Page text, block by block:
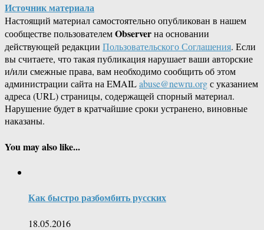
Источник материала
Настоящий материал самостоятельно опубликован в нашем
сообществе пользователемObserverна основании
действующей редакции Пользовательского Соглашения. Если
вы считаете, что такая публикация нарушает ваши авторские
и/или смежные права, вам необходимо сообщить об этом
администрации сайта на EMAILabuse@newru.orgс указанием
адреса (URL) страницы, содержащей спорный материал.
Нарушение будет в кратчайшие сроки устранено, виновные
наказаны.
You may also like...
Как быстро разбомбить русских
18.05.2016